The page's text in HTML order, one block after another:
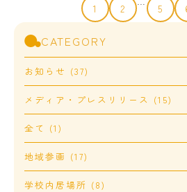
1 2 5
CATEGORY
お知らせ (37)
メディア・プレスリリース (15)
全て (1)
地域参画 (17)
学校内居場所 (8)